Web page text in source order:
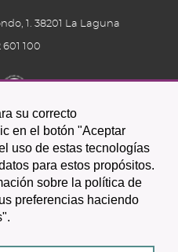
su correcto
en el botón "Aceptar
uso de estas tecnologías
para estos propósitos.
sobre la política de
preferencias haciendo
1. 38201 La Laguna
601 100
Icono
circular
Icono
de
twitter
Icono
circular
Icono
de
San Cristóbal de La Laguna